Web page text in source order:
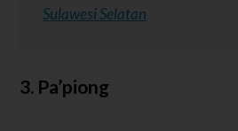
Sulawesi Selatan
3. Pa’piong